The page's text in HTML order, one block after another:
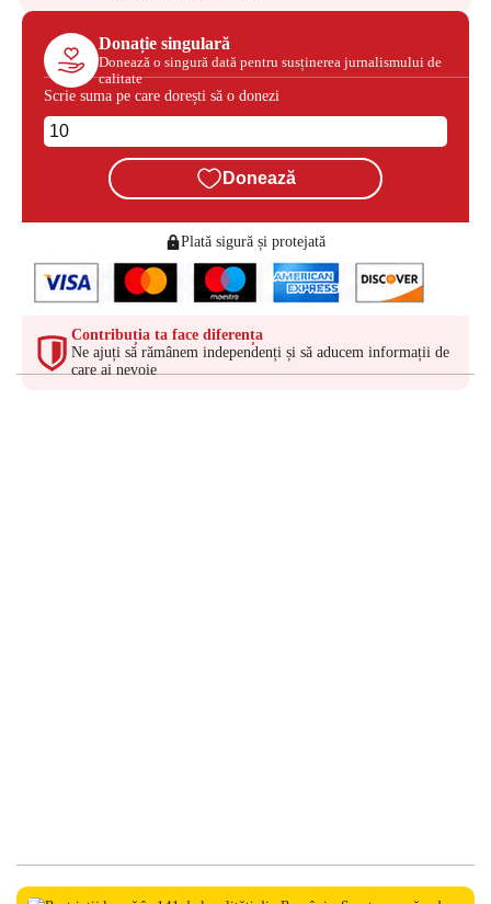
Donație singulară
Donează o singură dată pentru susținerea jurnalismului de
calitate
Scrie suma pe care dorești să o donezi
Donează
Plată sigură și protejată
Contribuția ta face diferența
Ne ajuți să rămânem independenți și să aducem informații de
care ai nevoie